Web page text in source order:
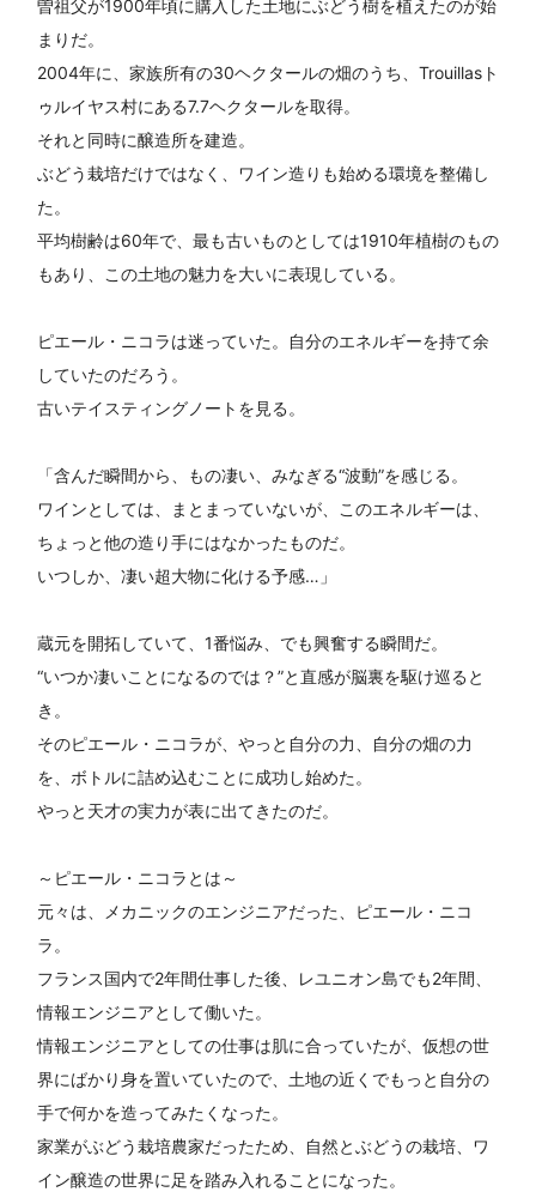
曽祖父が1900年頃に購入した土地にぶどう樹を植えたのが始
まりだ。
2004年に、家族所有の30ヘクタールの畑のうち、Trouillasト
ゥルイヤス村にある7.7ヘクタールを取得。
それと同時に醸造所を建造。
ぶどう栽培だけではなく、ワイン造りも始める環境を整備し
た。
平均樹齢は60年で、最も古いものとしては1910年植樹のもの
もあり、この土地の魅力を大いに表現している。
ピエール・ニコラは迷っていた。自分のエネルギーを持て余
していたのだろう。
古いテイスティングノートを見る。
「含んだ瞬間から、もの凄い、みなぎる“波動”を感じる。
ワインとしては、まとまっていないが、このエネルギーは、
ちょっと他の造り手にはなかったものだ。
いつしか、凄い超大物に化ける予感…」
蔵元を開拓していて、1番悩み、でも興奮する瞬間だ。
“いつか凄いことになるのでは？”と直感が脳裏を駆け巡ると
き。
そのピエール・ニコラが、やっと自分の力、自分の畑の力
を、ボトルに詰め込むことに成功し始めた。
やっと天才の実力が表に出てきたのだ。
～ピエール・ニコラとは～
元々は、メカニックのエンジニアだった、ピエール・ニコ
ラ。
フランス国内で2年間仕事した後、レユニオン島でも2年間、
情報エンジニアとして働いた。
情報エンジニアとしての仕事は肌に合っていたが、仮想の世
界にばかり身を置いていたので、土地の近くでもっと自分の
手で何かを造ってみたくなった。
家業がぶどう栽培農家だったため、自然とぶどうの栽培、ワ
イン醸造の世界に足を踏み入れることになった。